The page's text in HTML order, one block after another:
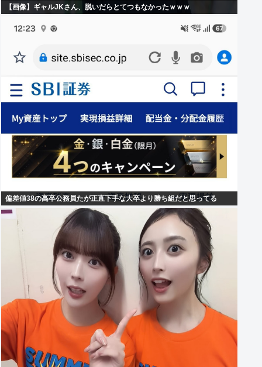
【画像】ギャルJKさん、脱いだらとてつもなかったｗｗｗ
偏差値38の高卒公務員たが正直下手な大卒より勝ち組だと思ってる